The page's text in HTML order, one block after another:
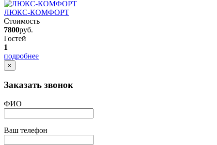
ЛЮКС-КОМФОРТ
Стоимость
7800руб.
Гостей
1
подробнее
×
Заказать звонок
ФИО
Ваш телефон